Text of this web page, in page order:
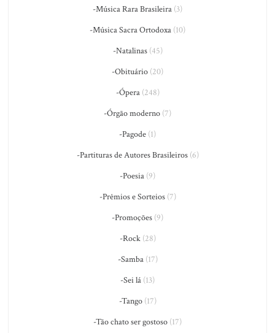
-Música Rara Brasileira (3)
-Música Sacra Ortodoxa (10)
-Natalinas(45)
-Obituário (20)
-Ópera(248)
-Órgão moderno (7)
-Pagode (1)
-Partituras de Autores Brasileiros(6)
-Poesia (9)
-Prêmios e Sorteios(7)
-Promoções (9)
-Rock(28)
-Samba(17)
-Sei lá (13)
-Tango(17)
-Tão chato ser gostoso (17)